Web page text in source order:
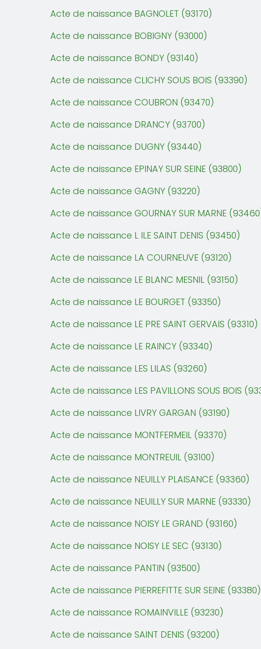
Acte de naissance BAGNOLET (93170)
Acte de naissance BOBIGNY (93000)
Acte de naissance BONDY (93140)
Acte de naissance CLICHY SOUS BOIS (93390)
Acte de naissance COUBRON (93470)
Acte de naissance DRANCY (93700)
Acte de naissance DUGNY (93440)
Acte de naissance EPINAY SUR SEINE (93800)
Acte de naissance GAGNY (93220)
Acte de naissance GOURNAY SUR MARNE
Acte de naissance L ILE SAINT DENIS (93450)
Acte de naissance LA COURNEUVE (93120)
Acte de naissance LE BLANC MESNIL (93150)
Acte de naissance LE BOURGET (93350)
Acte de naissance LE PRE SAINT GERVAIS (93310)
Acte de naissance LE RAINCY (93340)
Acte de naissance LES LILAS (93260)
Acte de naissance LES PAVILLONS SOUS BOIS
Acte de naissance LIVRY GARGAN (93190)
Acte de naissance MONTFERMEIL (93370)
Acte de naissance MONTREUIL (93100)
Acte de naissance NEUILLY PLAISANCE (93360)
Acte de naissance NEUILLY SUR MARNE (93330)
Acte de naissance NOISY LE GRAND (93160)
Acte de naissance NOISY LE SEC (93130)
Acte de naissance PANTIN (93500)
Acte de naissance PIERREFITTE SUR SEINE (93380)
Acte de naissance ROMAINVILLE (93230)
Acte de naissance SAINT DENIS (93200)